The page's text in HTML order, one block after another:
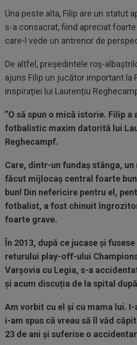
Una peste alta, Filip are un statut
s-a consacrat, fiind apreciat
care-l vede un antrenor de
De altfel, președintele roș-
ajuns Filip un jucător important la
inspirației lui Laurențiu
”O să spun o mică istorie. Filip a
fotbalistic maxim datorită lui
Reghecampf.
Care, dintr-un fundaș stânga,
făcut mijlocaș central foarte
bun! Din nefericire pentru el,
fotbalist, a fost chinuit
foarte grave.
În 2013, după ce jucase și
returului play-off-ului
Varșovia cu Legia, s-a
și acum discuția de la spital
Am vorbit cu el și cu mama lui.
i-am spus că vreau să îl văd
23 de ani și suferise o